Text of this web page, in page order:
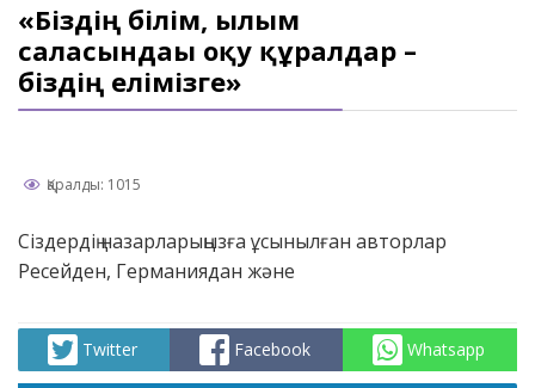
«Біздің білім, ғылым
саласындағы оқу құралдар –
біздің елімізге»
Қаралды: 1015
Сіздердің назарларыңызға ұсынылған авторлар
Ресейден, Германиядан және
Twitter Facebook Whatsapp